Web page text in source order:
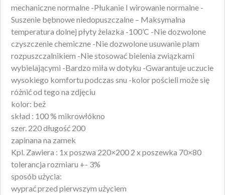
mechaniczne normalne -Płukanie I wirowanie normalne -
Suszenie bębnowe niedopuszczalne – Maksymalna
temperatura dolnej płyty żelazka -100’C -Nie dozwolone
czyszczenie chemiczne -Nie dozwolone usuwanie plam
rozpuszczalnikiem -Nie stosować bielenia związkami
wybielającymi -Bardzo miła w dotyku -Gwarantuje uczucie
wysokiego komfortu podczas snu -kolor pościeli może się
różnić od tego na zdjęciu
kolor: beż
skład : 100 % mikrowłókno
szer. 220 długość 200
zapinana na zamek
Kpl. Zawiera : 1x poszwa 220×200 2 x poszewka 70×80
tolerancja rozmiaru +- 3%
sposób użycia:
wyprać przed pierwszym użyciem